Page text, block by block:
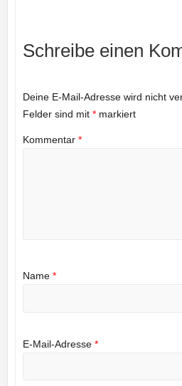
Schreibe einen
Deine E-Mail-Adresse wird nicht
Felder sind mit *markiert
Kommentar *
Name *
E-Mail-Adresse *